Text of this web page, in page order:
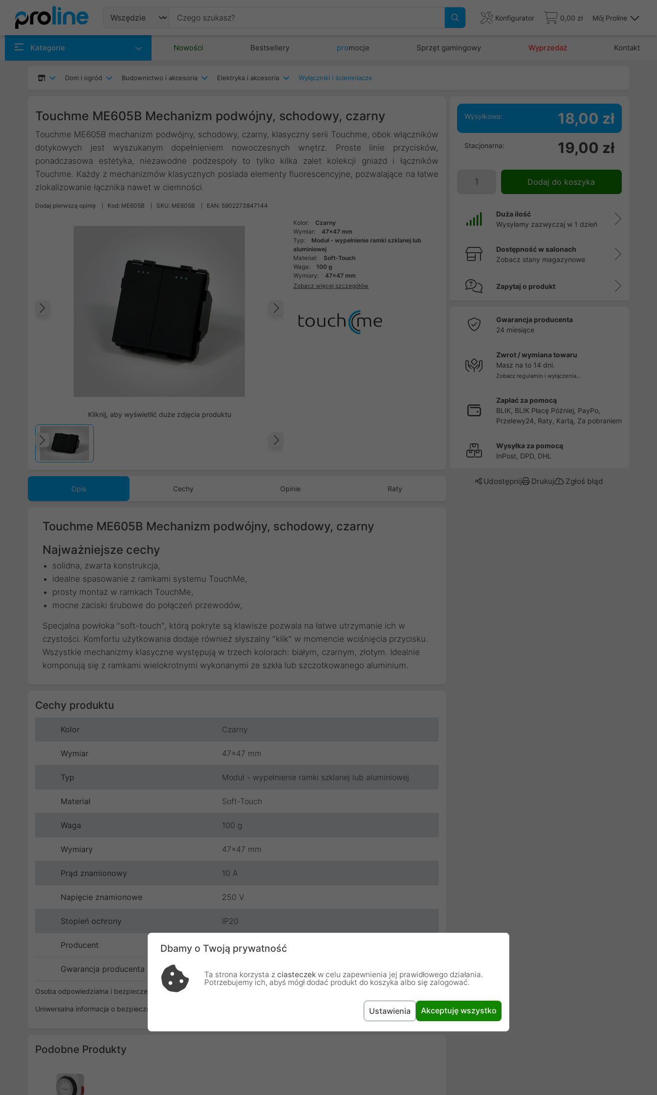
Konfigurator 0,00 zł Mój Proline
Kategorie Nowości Bestsellery promocje Sprzęt gamingowy Wyprzedaż Kontakt
Dom i ogród Budownictwo i akcesoria Elektryka i akcesoria Wyłączniki i ściemniacze
Touchme ME605B Mechanizm podwójny, schodowy, czarny
Touchme ME605B mechanizm podwójny, schodowy, czarny, klasyczny serii Touchme, obok włączników
dotykowych jest wyszukanym dopełnieniem nowoczesnych wnętrz. Proste linie przycisków,
ponadczasowa estetyka, niezawodne podzespoły to tylko kilka zalet kolekcji gniazd i łączników
Touchme. Każdy z mechanizmów klasycznych posiada elementy fluorescencyjne, pozwalające na łatwe
zlokalizowanie łącznika nawet w ciemności.
Dodaj pierwszą opinię Kod: ME605B SKU: ME605B EAN: 5902273847144
Następny
Kliknij, aby wyświetlić duże zdjęcia produktu
Poprzedni
Kolor:
Czarny
Wymiar:
47x47 mm
Typ:
Moduł - wypełnienie ramki szklanej lub
aluminiowej
Materiał:
Soft-Touch
Waga:
100 g
Wymiary:
47x47 mm
Zobacz więcej szczegółów
Opis Cechy Opinie Raty
Touchme ME605B Mechanizm podwójny, schodowy, czarny
Najważniejsze cechy
solidna, zwarta konstrukcja,
idealne spasowanie z ramkami systemu TouchMe,
prosty montaż w ramkach TouchMe,
mocne zaciski śrubowe do połączeń przewodów,
Specjalna powłoka "soft-touch", którą pokryte są klawisze pozwala na łatwe utrzymanie ich w
czystości. Komfortu użytkowania dodaje również słyszalny "klik" w momencie wciśnięcia przycisku.
Wszystkie mechanizmy klasyczne występują w trzech kolorach: białym, czarnym, złotym. Idealnie
komponują się z ramkami wielokrotnymi wykonanymi ze szkła lub szczotkowanego aluminium.
Cechy produktu
Kolor Czarny
Wymiar 47x47 mm
Typ Moduł - wypełnienie ramki szklanej lub aluminiowej
Materiał Soft-Touch
Waga 100 g
Wymiary 47x47 mm
Prąd znamionowy 10 A
Napięcie znamionowe 250 V
Stopień ochrony IP20
Producent Touchme
Gwarancja producenta 24 miesiące
Osoba odpowiedzialna i bezpieczeństwo
Uniwersalna informacja o bezpieczeństwie
Podobne Produkty
Wysyłkowa: 18,00 zł
Stacjonarna: 19,00 zł
Dodaj do koszyka
Duża ilość
Wysyłamy zazwyczaj w 1 dzień
Dostępność w salonach
Zobacz stany magazynowe
Zapytaj o produkt
Gwarancja producenta
24 miesiące
Zwrot / wymiana towaru
Masz na to 14 dni.
Zobacz regulamin i wyłączenia...
Zapłać za pomocą
BLIK, BLIK Płacę Później, PayPo,
Przelewy24, Raty, Kartą, Za pobraniem
Wysyłka za pomocą
InPost, DPD, DHL
Udostępnij Drukuj Zgłoś błąd
Dbamy o Twoją prywatność
Ta strona korzysta z ciasteczek w celu zapewnienia jej prawidłowego działania.
Potrzebujemy ich, abyś mógł dodać produkt do koszyka albo się zalogować.
Ustawienia Akceptuję wszystko